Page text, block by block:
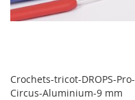
Crochets-tricot-DROPS-Pro-
Circus-Aluminium-9 mm